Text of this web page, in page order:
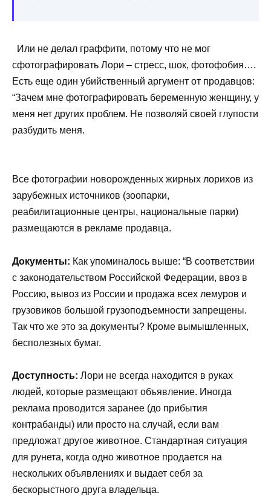
Или не делал граффити, потому что не мог
сфотографировать Лори – стресс, шок, фотофобия….
Есть еще один убийственный аргумент от продавцов:
“Зачем мне фотографировать беременную женщину, у
меня нет других проблем. Не позволяй своей глупости
разбудить меня.
Все фотографии новорожденных жирных лорихов из
зарубежных источников (зоопарки,
реабилитационные центры, национальные парки)
размещаются в рекламе продавца.
Документы: Как упоминалось выше: “В соответствии
с законодательством Российской Федерации, ввоз в
Россию, вывоз из России и продажа всех лемуров и
грузовиков большой грузоподъемности запрещены.
Так что же это за документы? Кроме вымышленных,
бесполезных бумаг.
Доступность: Лори не всегда находится в руках
людей, которые размещают объявление. Иногда
реклама проводится заранее (до прибытия
контрабанды) или просто на случай, если вам
предложат другое животное. Стандартная ситуация
для рунета, когда одно животное продается на
нескольких объявлениях и выдает себя за
бескорыстного друга владельца.